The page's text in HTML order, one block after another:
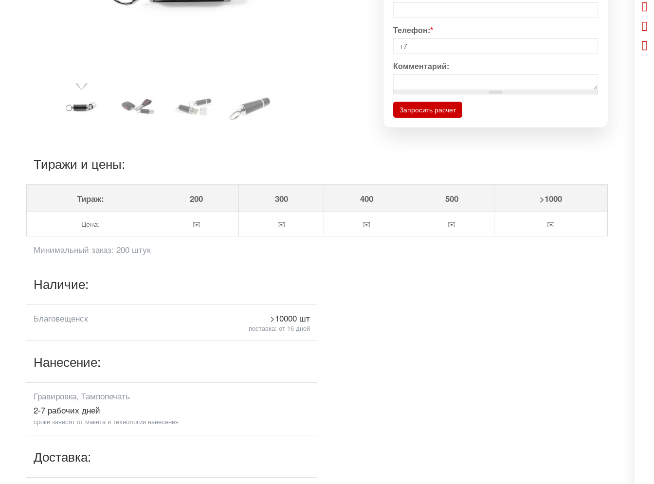
Телефон:*
Комментарий:
Запросить расчет
Тиражи и цены:
Тираж: 200 300 400 500 >1000
Цена: ✉️ ✉️ ✉️ ✉️ ✉️
Минимальный заказ: 200 штук
Наличие:
Благовещенск >10000 шт
поставка: от 16 дней
Нанесение:
Гравировка, Тампопечать
2-7 рабочих дней
сроки зависят от макета и технологии нанесения
Доставка: